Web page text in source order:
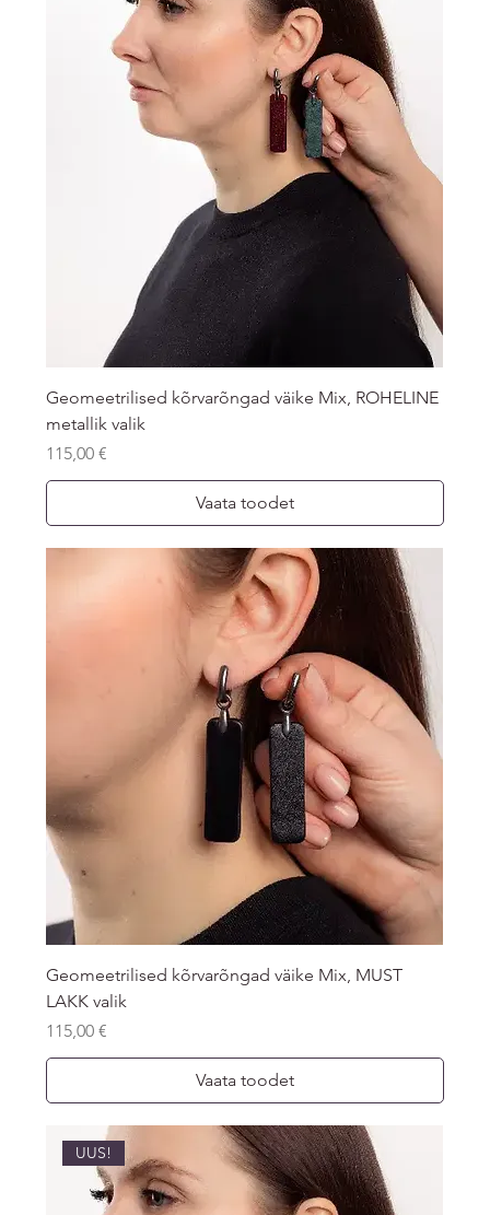
Geomeetrilised kõrvarõngad väike Mix, ROHELINE
metallik valik
Price
115,00 €
Vaata toodet
Geomeetrilised kõrvarõngad väike Mix, MUST
LAKK valik
Price
115,00 €
Vaata toodet
UUS!